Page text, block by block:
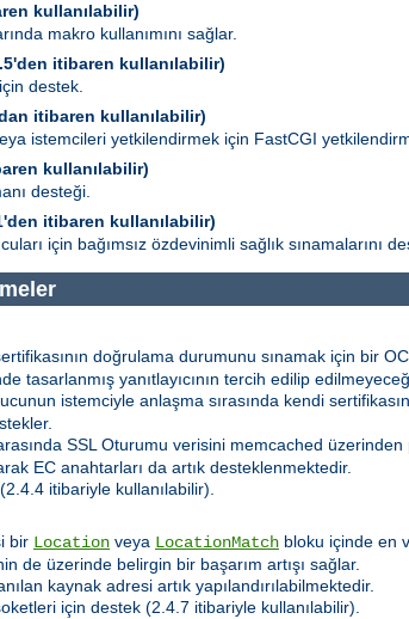
kullanılabilir)
makro kullanımını sağlar.
itibaren kullanılabilir)
destek.
itibaren kullanılabilir)
istemcileri yetkilendirmek için FastCGI
kullanılabilir)
desteği.
itibaren kullanılabilir)
için bağımsız özdevinimli sağlık sınamalarını
doğrulama durumunu sınamak için bir
tasarlanmış yanıtlayıcının tercih edilip
istemciyle anlaşma sırasında kendi
SSL Oturumu verisini memcached üzerinden
EC anahtarları da artık desteklenmektedir.
itibariyle kullanılabilir).
bir Location veya LocationMatch bloku içinde en
de üzerinde belirgin bir başarım artışı sağlar.
kaynak adresi artık yapılandırılabilmektedir.
için destek (2.4.7 itibariyle kullanılabilir).